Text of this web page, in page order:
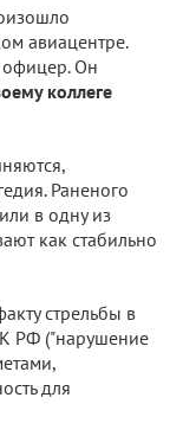
авиацентре.
офицер. Он
коллеге
Раненого
в одну из
как стабильно
стрельбы в
РФ ("нарушение
для